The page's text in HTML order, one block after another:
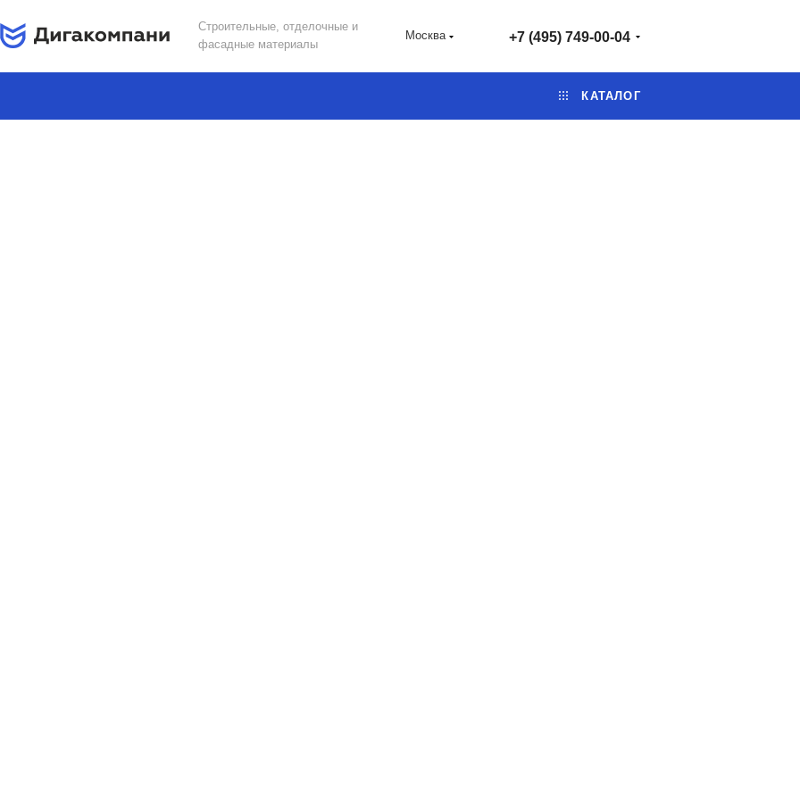
Строительные, отделочные и
фасадные материалы
Москва +7 (495) 749-00-04
КАТАЛОГ